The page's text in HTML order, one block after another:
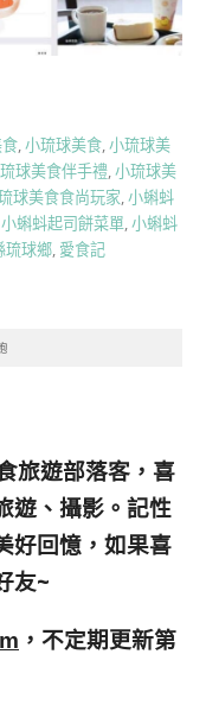
,小琉球美食,小琉球美
球美食伴手禮,小琉球美
球美食食尚玩家,小蝌蚪
小蝌蚪起司餅菜單,小蝌蚪
琉球鄉, 愛食記
旅遊部落客， 喜
遊、攝影。 記性
好回憶， 如果喜
友~
，不定期更新第